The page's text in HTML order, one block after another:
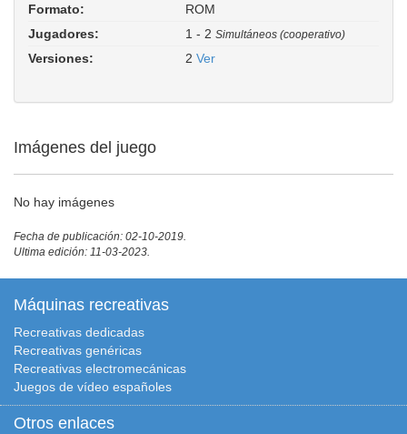
Formato:
ROM
Jugadores:
1 - 2 Simultáneos (cooperativo)
Versiones: 2 Ver
Imágenes del juego
No hay imágenes
Fecha de publicación: 02-10-2019.
Ultima edición: 11-03-2023.
Máquinas recreativas
Recreativas dedicadas
Recreativas genéricas
Recreativas electromecánicas
Juegos de vídeo españoles
Otros enlaces